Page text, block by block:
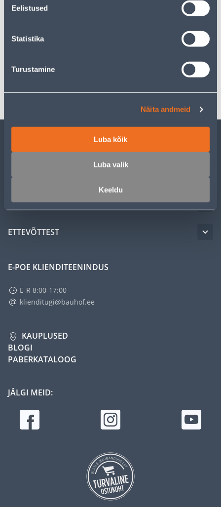
Eelistused
Statistika
Turustamine
Näita andmeid
Luba kõik
Luba valik
Keeldu
KLIENDITEENINDUS
TEENUSED
MEISTRIKLUBI
ETTEVÕTTEST
E-POE KLIENDITEENINDUS
E-R 8:00-17:00
klienditugi@bauhof.ee
KAUPLUSED
BLOGI
PABERKATALOOG
JÄLGI MEID: